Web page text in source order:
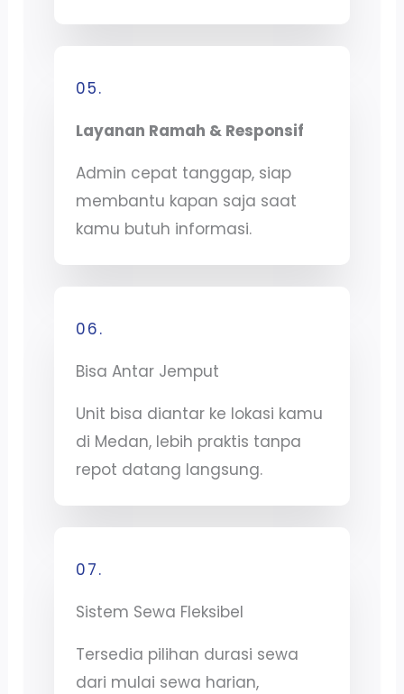
05.
Layanan Ramah & Responsif
Admin cepat tanggap, siap
membantu kapan saja saat
kamu butuh informasi.
06.
Bisa Antar Jemput
Unit bisa diantar ke lokasi kamu
di Medan, lebih praktis tanpa
repot datang langsung.
07.
Sistem Sewa Fleksibel
Tersedia pilihan durasi sewa
dari mulai sewa harian,